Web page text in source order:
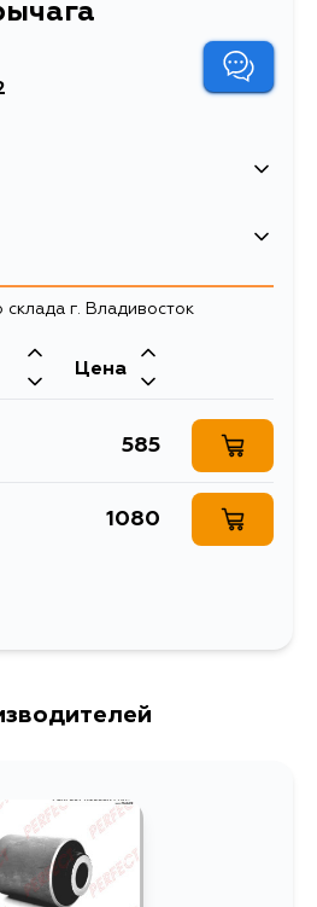
56
сайлентблоки рычагов
Двигатель
J30A2, J30A1,
H22A, F23A6,
F23A5, F23A3,
F23A2, F23A1,
F23A, F22Z4,
F22B5, F22B4,
F22B3, F22B2,
F22B1, F20B7,
F23Z1, F23A9,
F22B6, H23A2,
H22A2, F22Z6,
F22B, G25A5,
склада г. Владивосток
Цена
585
1080